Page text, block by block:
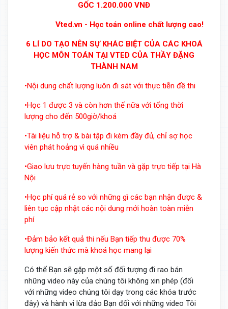
GỐC 1.200.000 VNĐ
Vted.vn - Học toán online chất lượng cao!
6 LÍ DO TẠO NÊN SỰ KHÁC BIỆT CỦA CÁC KHOÁ
HỌC MÔN TOÁN TẠI VTED CỦA THẦY ĐẶNG
THÀNH NAM
•Nội dung chất lượng luôn đi sát với thực tiễn đề thi
•Học 1 được 3 và còn hơn thế nữa với tổng thời
lượng cho đến 500giờ/khoá
•Tài liệu hỗ trợ & bài tập đi kèm đầy đủ, chỉ sợ học
viên phát hoảng vì quá nhiều
•Giao lưu trực tuyến hàng tuần và gặp trực tiếp tại Hà
Nội
•Học phí quá rẻ so với những gì các bạn nhận được &
liên tục cập nhật các nội dung mới hoàn toàn miễn
phí
•Đảm bảo kết quả thi nếu Bạn tiếp thu được 70%
lượng kiến thức mà khoá học mang lại
Có thể Bạn sẽ gặp một số đối tượng đi rao bán
những video này của chúng tôi không xin phép (đối
với những video chúng tôi dạy trong các khóa trước
đây) và hành vi lừa đảo Bạn đối với những video Tôi